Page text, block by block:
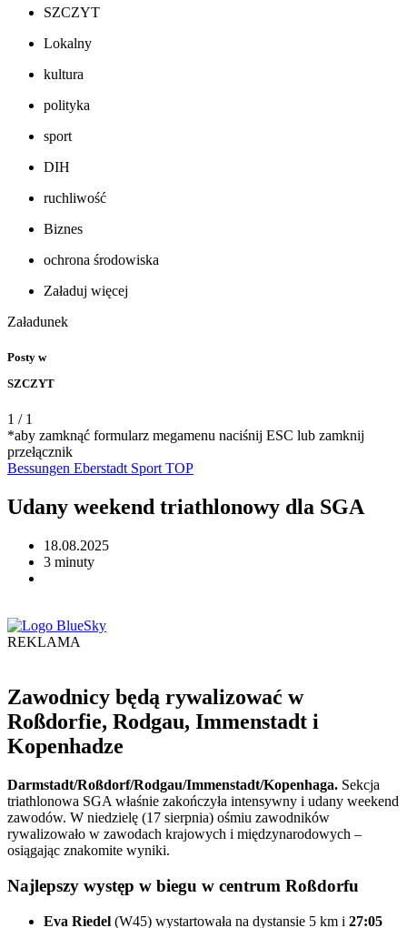
SZCZYT
Lokalny
kultura
polityka
sport
DIH
ruchliwość
Biznes
ochrona środowiska
Załaduj więcej
Załadunek
Posty w
SZCZYT
1 / 1
*aby zamknąć formularz megamenu naciśnij ESC lub zamknij
przełącznik
Bessungen Eberstadt SportTOP
Udany weekend triathlonowy dla SGA
18.08.2025
3 minuty
REKLAMA
Zawodnicy będą rywalizować w
Roßdorfie, Rodgau, Immenstadt i
Kopenhadze
Darmstadt/Roßdorf/Rodgau/Immenstadt/Kopenhaga. Sekcja
triathlonowa SGA właśnie zakończyła intensywny i udany weekend
zawodów. W niedzielę (17 sierpnia) ośmiu zawodników
rywalizowało w zawodach krajowych i międzynarodowych –
osiągając znakomite wyniki.
Najlepszy występ w biegu w centrum Roßdorfu
Eva Riedel (W45) wystartowała na dystansie 5 km i 27:05